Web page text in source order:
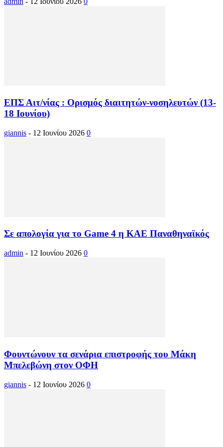
ΕΠΣ Αιτ/νίας : Ορισμός διαιτητών-νοσηλευτών (13-
18 Ιουνίου)
giannis - 12 Ιουνίου 2026 0
Σε απολογία για το Game 4 η ΚΑΕ Παναθηναϊκός
admin - 12 Ιουνίου 2026 0
Φουντώνουν τα σενάρια επιστροφής του Μάκη
Μπελεβώνη στον ΟΦΗ
giannis - 12 Ιουνίου 2026 0